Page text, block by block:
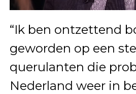
“Ik ben ontzettend
geworden op een
querulanten die
Nederland weer in